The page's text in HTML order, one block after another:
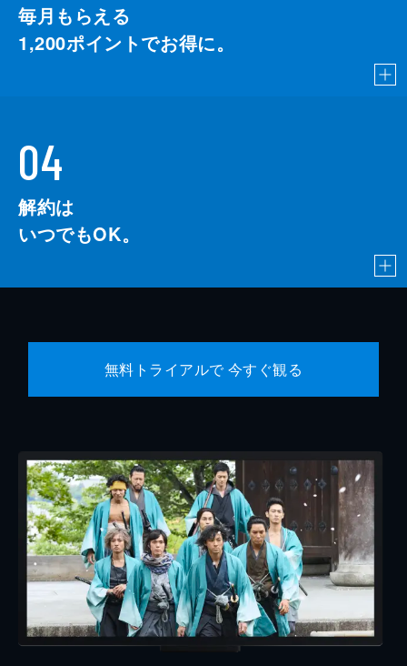
毎月もらえる
1,200ポイントでお得に。
04
解約は
いつでもOK。
無料トライアルで 今すぐ観る